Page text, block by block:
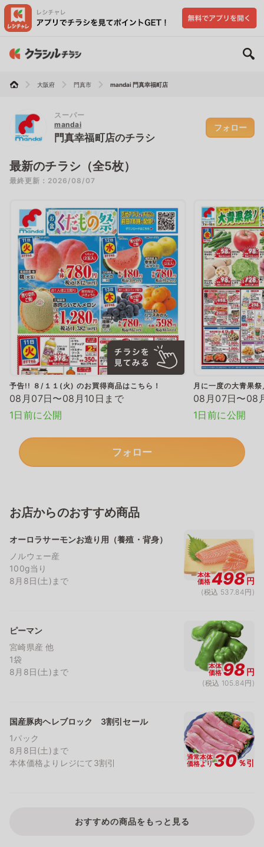
大阪府 門真市 mandai 門真幸福町店
スーパー
mandai
門真幸福町店のチラシ
フォロー
最新のチラシ（全5枚）
最終更新：2026/08/07
予告!! ８/１１(火) のお買得商品はこちら！
08月07日〜08月10日まで
1日前に公開
月に一度の大青果
08月07日〜08
1日前に公開
フォロー
お店からのおすすめ商品
オーロラサーモンお造り用（養殖・背身）
ノルウェー産
100g当り
8月8日(土)まで
本体
価格498円
(税込 537.84円)
ピーマン
宮崎県産 他
1袋
8月8日(土)まで
本体
価格98円
(税込 105.84円)
国産豚肉ヘレブロック 3割引セール
1パック
8月8日(土)まで
本体価格よりレジにて3割引
通常本体
価格より30％引
おすすめの商品をもっと見る